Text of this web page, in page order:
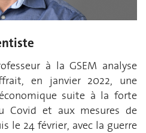
à la GSEM analyse
en janvier 2022, une
suite à la forte
Covid et aux mesures de
le 24 février, avec la guerre